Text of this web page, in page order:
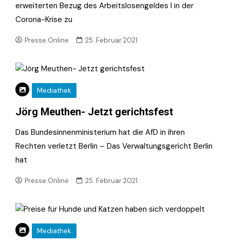
erweiterten Bezug des Arbeitslosengeldes I in der
Corona-Krise zu
Presse.Online 25. Februar 2021
Mediathek
Jörg Meuthen- Jetzt gerichtsfest
Das Bundesinnenministerium hat die AfD in ihren
Rechten verletzt Berlin – Das Verwaltungsgericht Berlin
hat
Presse.Online 25. Februar 2021
Mediathek